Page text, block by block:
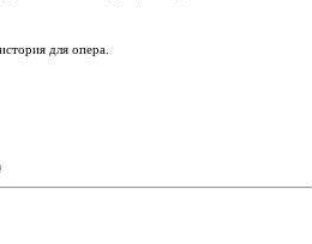
для опера.